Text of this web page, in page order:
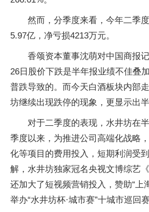
然而，分季度来看，今年二季
5.97亿，净亏损4213万元。
香颂资本董事沈萌对中国商报
26日股价下跌是半年报业绩不佳叠
普跌导致的。而今天白酒板块内部
坊继续出现跌停的现象，更显示出
对于二季度的表现，水井坊在
季度以来，为推进公司高端化战略
化等项目的费用投入，短期利润受
解，水井坊独家冠名央视文博综艺
还加大了短视频营销投入，赞助“上
举办“水井坊杯·城市赛”十城市巡回